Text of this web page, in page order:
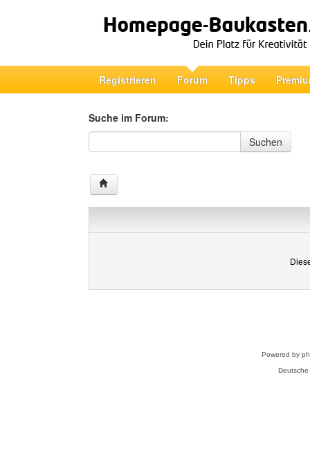
Registrieren Forum Tipps
Suche im Forum:
Suche im Forum
Suchen
Powered by